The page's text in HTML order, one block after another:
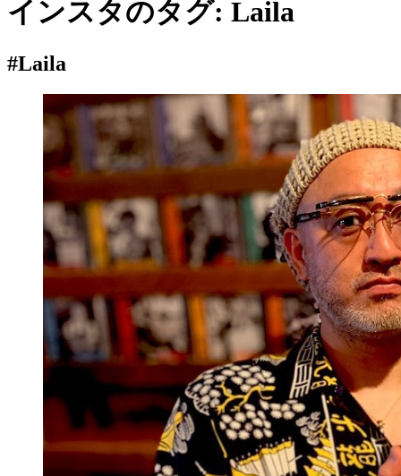
インスタのタグ: Laila
#Laila